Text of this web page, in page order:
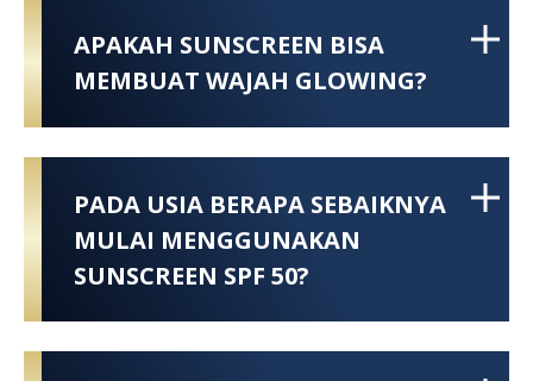
APAKAH SUNSCREEN BISA
MEMBUAT WAJAH GLOWING?
PADA USIA BERAPA SEBAIKNYA
MULAI MENGGUNAKAN
SUNSCREEN SPF 50?